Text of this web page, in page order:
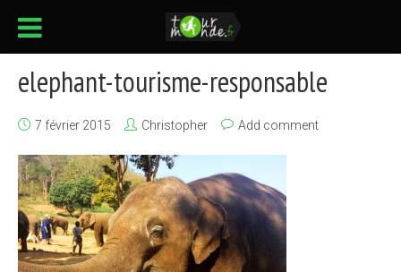
elephant-tourisme-responsable
7 février 2015 Christopher Add comment